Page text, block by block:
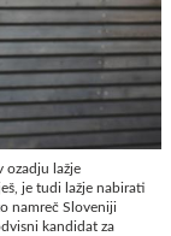
ozadju lažje
je tudi lažje nabirati
namreč Sloveniji
kandidat za